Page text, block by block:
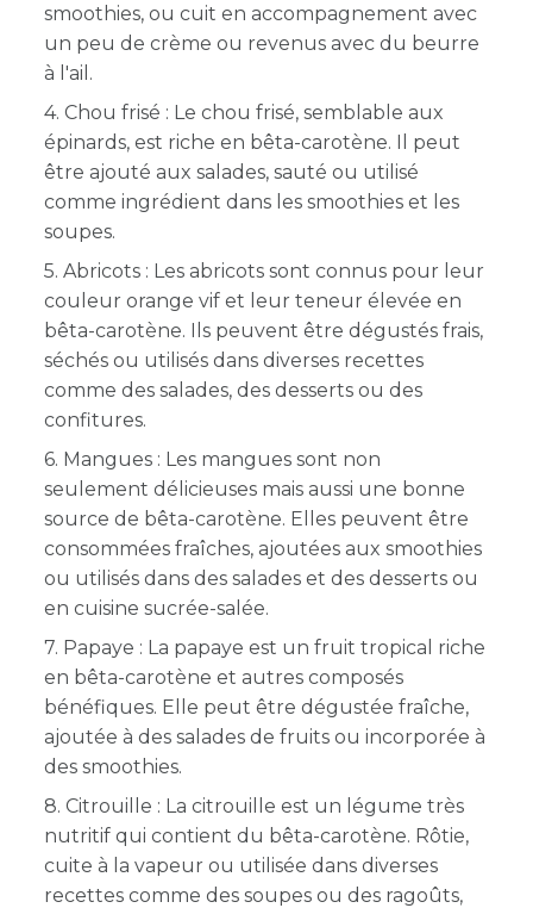
smoothies, ou cuit en accompagnement avec
un peu de crème ou revenus avec du beurre
à l'ail.
4. Chou frisé : Le chou frisé, semblable aux
épinards, est riche en bêta-carotène. Il peut
être ajouté aux salades, sauté ou utilisé
comme ingrédient dans les smoothies et les
soupes.
5. Abricots : Les abricots sont connus pour leur
couleur orange vif et leur teneur élevée en
bêta-carotène. Ils peuvent être dégustés frais,
séchés ou utilisés dans diverses recettes
comme des salades, des desserts ou des
confitures.
6. Mangues : Les mangues sont non
seulement délicieuses mais aussi une bonne
source de bêta-carotène. Elles peuvent être
consommées fraîches, ajoutées aux smoothies
ou utilisés dans des salades et des desserts ou
en cuisine sucrée-salée.
7. Papaye : La papaye est un fruit tropical riche
en bêta-carotène et autres composés
bénéfiques. Elle peut être dégustée fraîche,
ajoutée à des salades de fruits ou incorporée à
des smoothies.
8. Citrouille : La citrouille est un légume très
nutritif qui contient du bêta-carotène. Rôtie,
cuite à la vapeur ou utilisée dans diverses
recettes comme des soupes ou des ragoûts,